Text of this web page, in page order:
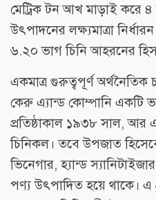
মেট্রিক টন আখ মাড়াই করে ৪
উৎপাদনের লক্ষ্যমাত্রা
৬.২০ ভাগ চিনি আহরনের
একমাত্র গুরুত্বপূর্ণ অর্থনৈতিক
কেরু এ্যান্ড কোম্পানি একটি
প্রতিষ্ঠাকাল ১৯৩৮ সাল, আর
চিনিকল। তবে উপজাত
ভিনেগার, হ্যান্ড
পণ্য উৎপাদিত হয়ে থাকে। এ